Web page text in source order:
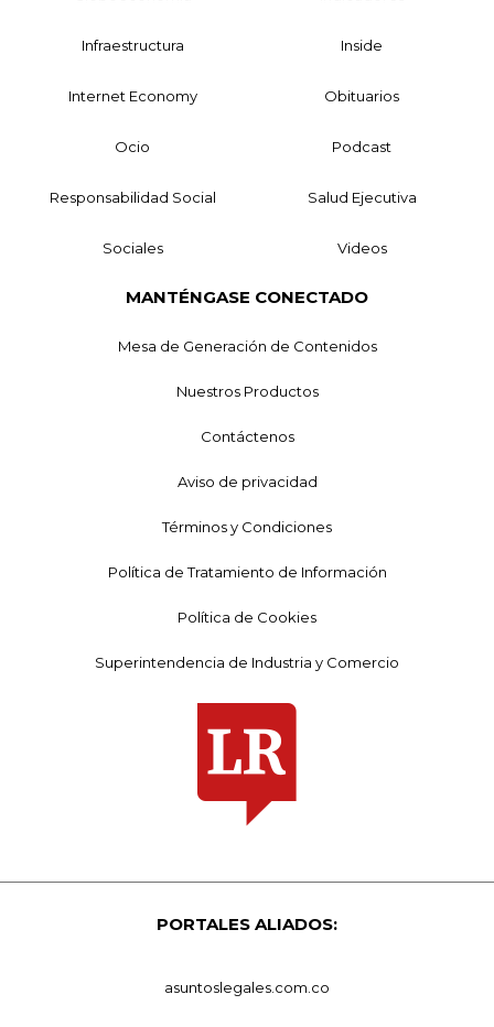
Infraestructura Inside
Internet Economy Obituarios
Ocio Podcast
Responsabilidad Social Salud Ejecutiva
Sociales Videos
MANTÉNGASE CONECTADO
Mesa de Generación de Contenidos
Nuestros Productos
Contáctenos
Aviso de privacidad
Términos y Condiciones
Política de Tratamiento de Información
Política de Cookies
Superintendencia de Industria y Comercio
PORTALES ALIADOS:
asuntoslegales.com.co